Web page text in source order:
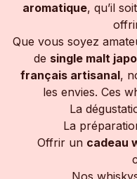
aromatique, qu’il
Que vous soyez
de single malt
français artisanal,
les envies. Ces
La
La
Offrir un cadeau